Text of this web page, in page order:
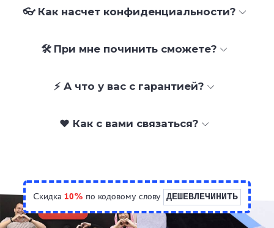
👓 Как насчет конфиденциальности?
🛠 При мне починить сможете?
⚡ А что у вас с гарантией?
❤️ Как с вами связаться?
Скидка 10% по кодовому слову ДЕШЕВЛЕЧИНИТЬ